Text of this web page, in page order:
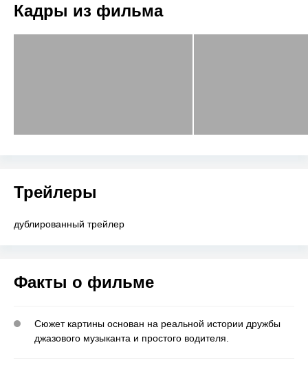
Кадры из фильма
Трейлеры
дублированный трейлер
Факты о фильме
Сюжет картины основан на реальной истории дружбы
джазового музыканта и простого водителя.